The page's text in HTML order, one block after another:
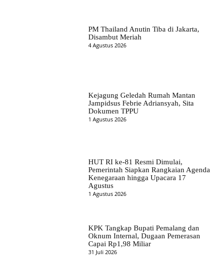
PM Thailand Anutin Tiba di Jakarta,
Disambut Meriah
4 Agustus 2026
Kejagung Geledah Rumah Mantan
Jampidsus Febrie Adriansyah, Sita
Dokumen TPPU
1 Agustus 2026
HUT RI ke-81 Resmi Dimulai,
Pemerintah Siapkan Rangkaian Agenda
Kenegaraan hingga Upacara 17
Agustus
1 Agustus 2026
KPK Tangkap Bupati Pemalang dan
Oknum Internal, Dugaan Pemerasan
Capai Rp1,98 Miliar
31 Juli 2026